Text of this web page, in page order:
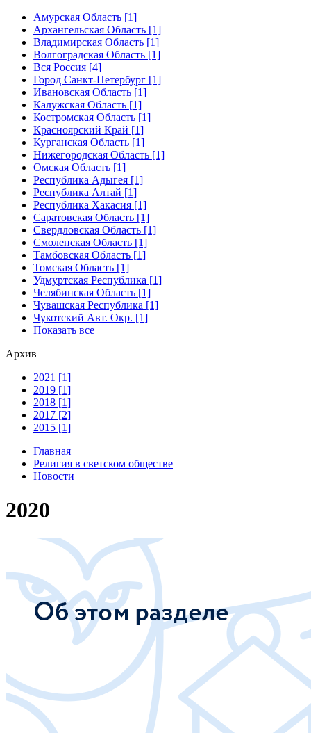
Амурская Область [1]
Архангельская Область [1]
Владимирская Область [1]
Волгоградская Область [1]
Вся Россия [4]
Город Санкт-Петербург [1]
Ивановская Область [1]
Калужская Область [1]
Костромская Область [1]
Красноярский Край [1]
Курганская Область [1]
Нижегородская Область [1]
Омская Область [1]
Республика Адыгея [1]
Республика Алтай [1]
Республика Хакасия [1]
Саратовская Область [1]
Свердловская Область [1]
Смоленская Область [1]
Тамбовская Область [1]
Томская Область [1]
Удмуртская Республика [1]
Челябинская Область [1]
Чувашская Республика [1]
Чукотский Авт. Окр. [1]
Показать все
Архив
2021 [1]
2019 [1]
2018 [1]
2017 [2]
2015 [1]
Главная
Религия в светском обществе
Новости
2020